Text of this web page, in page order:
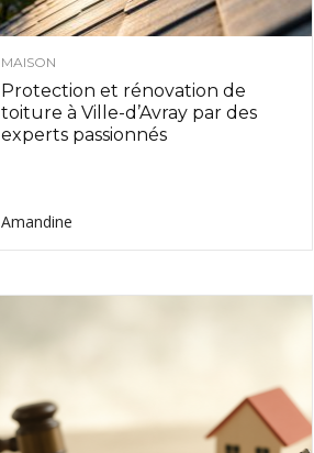
MAISON
Protection et rénovation de
toiture à Ville-d’Avray par des
experts passionnés
Amandine